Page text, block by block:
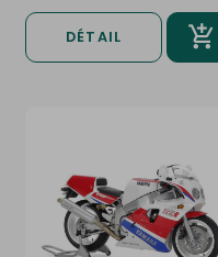
DÉTAIL